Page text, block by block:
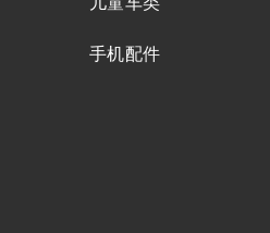
手机配件